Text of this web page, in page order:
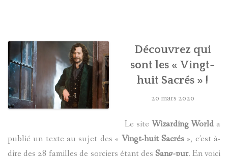
LES ACTEURS
J.K. ROWLING
PRODUITS DÉRIVÉS
Découvrez qui
sont les « Vingt-
huit Sacrés » !
20 mars 2020
Le site Wizarding World a
publié un texte au sujet des « Vingt-huit Sacrés», c’est à-